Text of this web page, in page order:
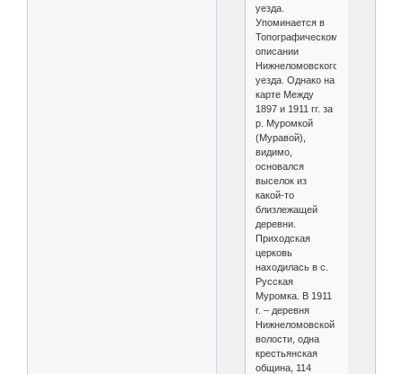
уезда.
Упоминается в
Топографическом
описании
Нижнеломовского
уезда. Однако на
карте Между
1897 и 1911 гг. за
р. Муромкой
(Муравой),
видимо,
основался
выселок из
какой-то
близлежащей
деревни.
Приходская
церковь
находилась в с.
Русская
Муромка. В 1911
г. – деревня
Нижнеломовской
волости, одна
крестьянская
община, 114